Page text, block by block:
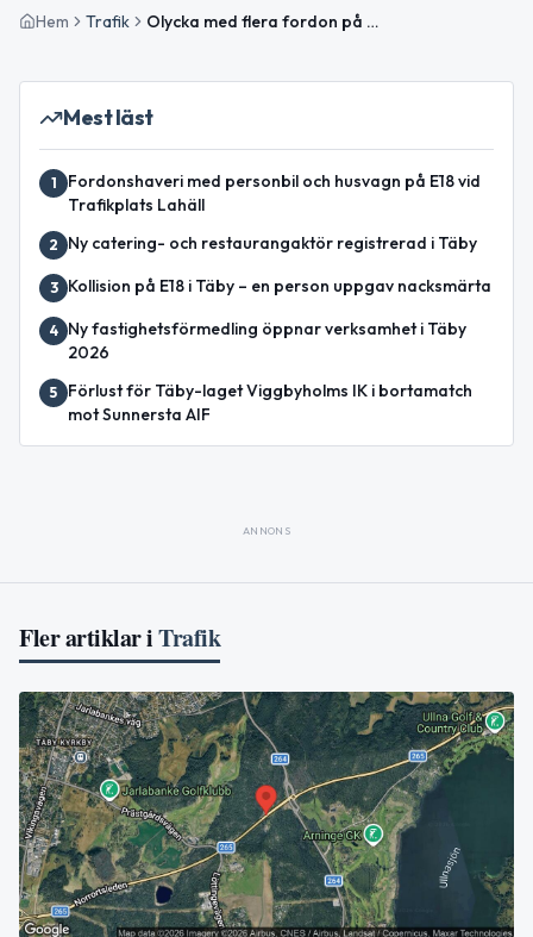
Hem Trafik Olycka med flera fordon på E18 vid Trafikplats Viggbyholm
Mest läst
1
Fordonshaveri med personbil och husvagn på E18 vid
Trafikplats Lahäll
2 Ny catering- och restaurangaktör registrerad i Täby
3 Kollision på E18 i Täby – en person uppgav nacksmärta
4
Ny fastighetsförmedling öppnar verksamhet i Täby
2026
5
Förlust för Täby-laget Viggbyholms IK i bortamatch
mot Sunnersta AIF
ANNONS
Fler artiklar iTrafik